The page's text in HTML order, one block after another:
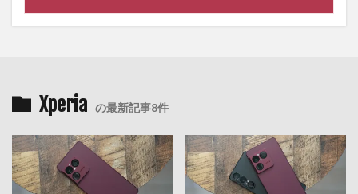
Xperia の最新記事8件